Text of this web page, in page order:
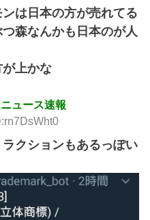
は日本の方が売れてる
森なんかも日本のが人
上かな
ュース速報
クションもあるっぽい